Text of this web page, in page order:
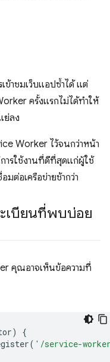
เข้าชมเว็บแอปซ้ำได้ แต่
ครั้งแรกไม่ได้ทำให้
ย่ลง
Worker ไว้จนกว่าหน้า
ารใช้งานที่ดีที่สุดแก่ผู้ใช้
ต่อเครือข่ายช้ากว่า
เบียนที่พบบ่อย
คุณอาจเห็นข้อความที่
)
{
( '/service-